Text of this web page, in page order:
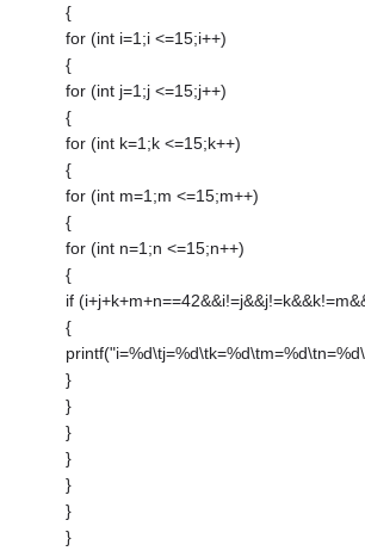
{
for (int i=1;i <=15;i++)
{
for (int j=1;j <=15;j++)
{
for (int k=1;k <=15;k++)
{
for (int m=1;m <=15;m++)
{
for (int n=1;n <=15;n++)
{
if
{
}
}
}
}
}
}
}